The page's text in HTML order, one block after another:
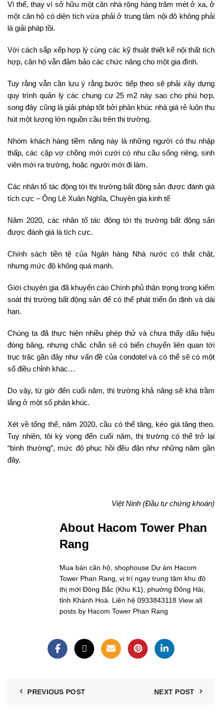
Vì thế, thay vì sở hữu một căn nhà rộng hàng trăm mét ở xa, ở
một căn hộ có diện tích vừa phải ở trung tâm nội đô không phải
là giải pháp tồi.
Với cách sắp xếp hợp lý cùng các kỹ thuật thiết kế nội thất tích
hợp, căn hộ vẫn đảm bảo các chức năng cho một gia đình.
Tuy rằng vẫn cần lưu ý rằng bước tiếp theo sẽ phải xây dựng
quy trình quản lý các chung cư 25 m2 này sao cho phù hợp,
song đây cũng là giải pháp tốt bởi phân khúc nhà giá rẻ luôn thu
hút một lượng lớn nguồn cầu trên thị trường.
Nhóm khách hàng tiềm năng này là những người có thu nhập
thấp, các cặp vợ chồng mới cưới có nhu cầu sống riêng, sinh
viên mới ra trường, hoặc người mới đi làm.
Các nhân tố tác động tới thị trường bất động sản được đánh giá
tích cực – Ông Lê Xuân Nghĩa, Chuyên gia kinh tế
Năm 2020, các nhân tố tác động tới thị trường bất động sản
được đánh giá là tích cực.
Chính sách tiền tệ của Ngân hàng Nhà nước có thắt chặt,
nhưng mức độ không quá mạnh.
Giới chuyên gia đã khuyến cáo Chính phủ thận trọng trong kiểm
soát thị trường bất động sản để có thể phát triển ổn định và dài
hạn.
Chúng ta đã thực hiện nhiều phép thử và chưa thấy dấu hiệu
đóng băng, nhưng chắc chắn sẽ có biến chuyển liên quan tới
trục trặc gần đây như vấn đề của condotel và có thể sẽ có một
số điều chỉnh khác…
Do vậy, từ giờ đến cuối năm, thị trường khả năng sẽ khá trầm
lắng ở một số phân khúc.
Xét về tổng thể, năm 2020, cầu có thể tăng, kéo giá tăng theo.
Tuy nhiên, tôi kỳ vọng đến cuối năm, thị trường có thể trở lại
“bình thường”, mức độ phục hồi đều đặn như những năm gần
đây.
Việt Ninh (Đầu tư chứng khoán)
About Hacom Tower Phan
Rang
Mua bán căn hộ, shophouse Dự ám Hacom
Tower Phan Rang, vị trí ngay trung tâm khu đô
thị mới Đông Bắc (Khu K1), phường Đông Hải,
tỉnh Khánh Hoà. Liên hệ 0933843118 View all
posts by Hacom Tower Phan Rang
PREVIOUS POST NEXT POST